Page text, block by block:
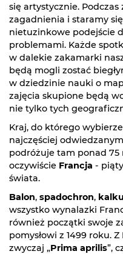
się artystycznie.
zagadnienia i staramy
nietuzinkowe podejście
problemami. Każde
w dalekie zakamarki
będą mogli zostać
w dziedzinie nauki o
zajęcia skupione będą
nie tylko tych
Kraj, do którego
najczęściej
podróżuje tam ponad
oczywiście Francja -
świata.
Balon, spadochron,
wszystko wynalazki
również początki swoje
pomysłowi z 1499 roku.
zwyczaj „Prima aprilis”,